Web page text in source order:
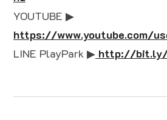
YOUTUBE ▶
https://www.youtube.com/
LINE PlayPark ▶ http://bit.ly/